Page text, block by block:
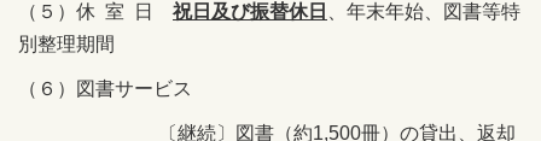
（５）休 室 日 祝日及び振替休日
、年末年始、図書等特
別整理期間
（６）図書サービス
〔継続〕図書（約1,500冊）の貸出、返却